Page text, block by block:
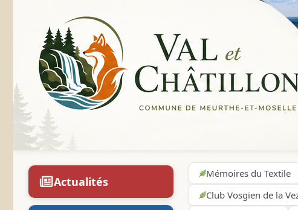
Actualités
Mémoires du Textile
Club Vosgien de la